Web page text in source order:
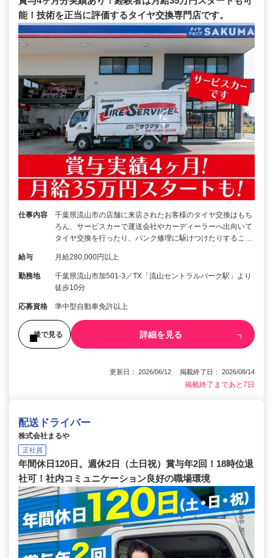
能！技術を正当に評価するタイヤ交換専門店です。
仕事内容
千葉県流山市の店舗に来店されたお客様のタイヤ交換はもち
ろん、サービスカーで運送会社やカーディーラーへ出向いて
タイヤ交換を行ったり、パンク修理に駆けつけたりするこ…
給与 月給280,000円以上
勤務地
千葉県流山市加501-3／TX「流山セントラルパーク駅」より
徒歩10分
応募資格 準中型自動車免許以上
後で見る 詳細を見る
更新日： 2026/06/12 掲載終了日： 2026/08/14
掲載終了まであと7日
配送ドライバー
株式会社まるや
正社員
年間休日120日。週休2日（土日祝）賞与年2回！18時位退
社可！社内コミュニケーション良好の職場環境